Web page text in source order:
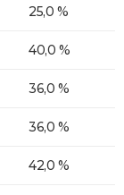
25,0 %
40,0 %
36,0 %
36,0 %
42,0 %